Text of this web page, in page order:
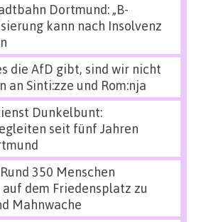
Dortmund: „B-
kann nach Insolvenz
die AfD gibt, sind wir nicht
an Sinti:zze und Rom:nja
Dunkelbunt:
seit fünf Jahren
Rund 350 Menschen
dem Friedensplatz zu
Mahnwache